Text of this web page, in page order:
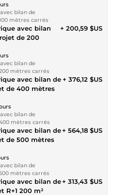
bilan de
mètres carrés
avec bilan
de 200
bilan de
mètres carrés
+ 200,59 $US
avec bilan de
de 400 mètres
bilan de
mètres carrés
+ 376,12 $US
avec bilan de
de 500 mètres
bilan de
mètres carrés
+ 564,18 $US
avec bilan de
R+1 200 m²
+ 313,43 $US